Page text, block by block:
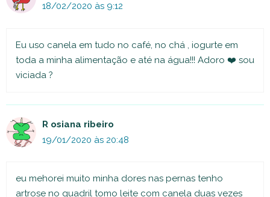
18/02/2020 às 9:12
Eu uso canela em tudo no café, no chá , iogurte em
toda a minha alimentação e até na água!!! Adoro ❤️ sou
viciada ?
R osiana ribeiro
19/01/2020 às 20:48
eu mehorei muito minha dores nas pernas tenho
artrose no quadril tomo leite com canela duas vezes